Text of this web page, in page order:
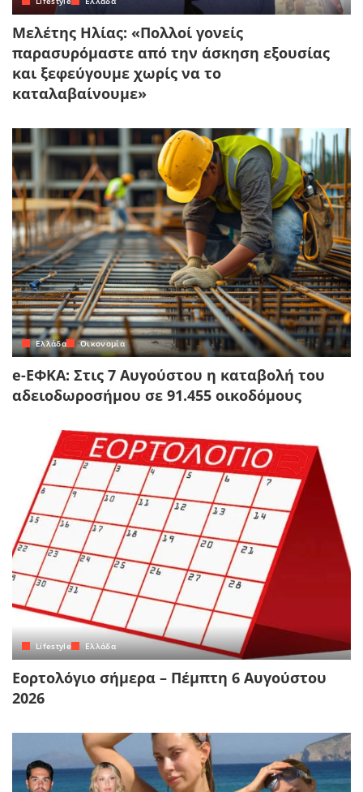
Μελέτης Ηλίας: «Πολλοί γονείς
παρασυρόμαστε από την άσκηση εξουσίας
και ξεφεύγουμε χωρίς να το
καταλαβαίνουμε»
Ελλάδα Οικονομία
e-ΕΦΚΑ: Στις 7 Αυγούστου η καταβολή του
αδειοδωροσήμου σε 91.455 οικοδόμους
Lifestyle Ελλάδα
Εορτολόγιο σήμερα – Πέμπτη 6 Αυγούστου
2026